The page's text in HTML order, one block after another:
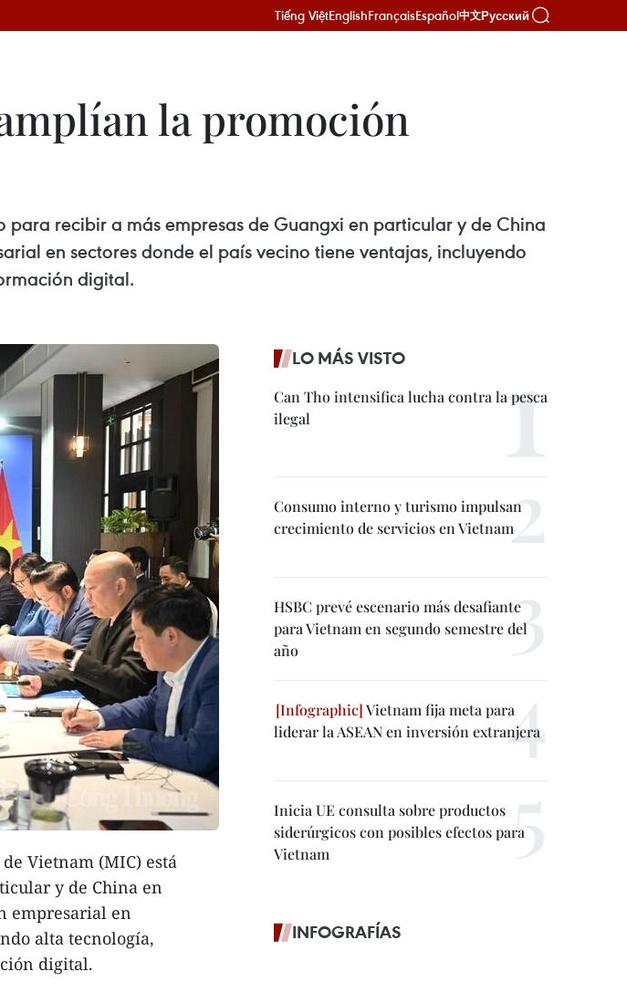
Tiếng ViệtEnglishFrançaisEspañol中文Русский
la promoción
recibir a más empresas de Guangxi en particular y de China
en sectores donde el país vecino tiene ventajas, incluyendo
digital.
Vietnam (MIC) está
y de China en
empresarial en
alta tecnología,
digital.
LO MÁS VISTO
Can Tho intensifica lucha contra la pesca
ilegal
Consumo interno y turismo impulsan
crecimiento de servicios en Vietnam
HSBC prevé escenario más desafiante
para Vietnam en segundo semestre del
año
Vietnam fija meta para
liderar la ASEAN en inversión extranjera
Inicia UE consulta sobre productos
siderúrgicos con posibles efectos para
Vietnam
INFOGRAFÍAS